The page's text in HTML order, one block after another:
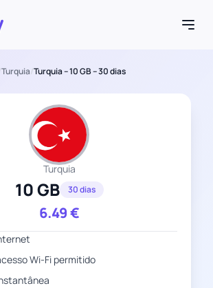
Turquia/Turquia – 10 GB – 30 dias
Turquia
10 GB 30 dias
6.49€
Wi-Fi permitido